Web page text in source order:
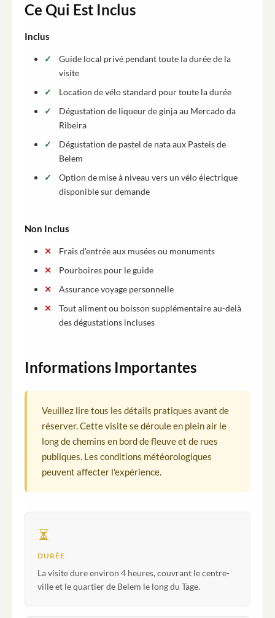
Ce Qui Est Inclus
Inclus
Guide local privé pendant toute la durée de la
visite
Location de vélo standard pour toute la durée
Dégustation de liqueur de ginja au Mercado da
Ribeira
Dégustation de pastel de nata aux Pasteis de
Belem
Option de mise à niveau vers un vélo électrique
disponible sur demande
Non Inclus
Frais d'entrée aux musées ou monuments
Pourboires pour le guide
Assurance voyage personnelle
Tout aliment ou boisson supplémentaire au-delà
des dégustations incluses
Informations Importantes
Veuillez lire tous les détails pratiques avant de
réserver. Cette visite se déroule en plein air le
long de chemins en bord de fleuve et de rues
publiques. Les conditions météorologiques
peuvent affecter l'expérience.
DURÉE
La visite dure environ 4 heures, couvrant le centre-
ville et le quartier de Belem le long du Tage.